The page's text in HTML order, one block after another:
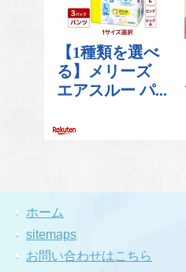
ホーム
sitemaps
お問い合わせはこちら